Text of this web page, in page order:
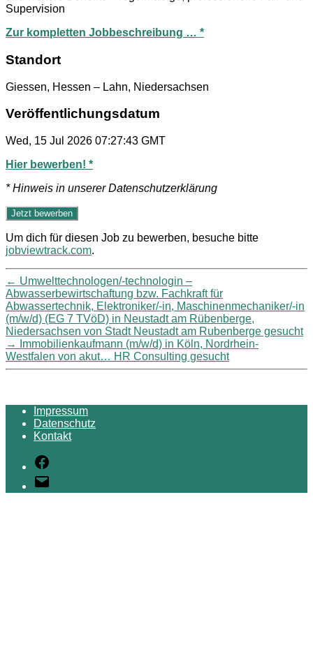
Supervision
Zur kompletten Jobbeschreibung … *
Standort
Giessen, Hessen – Lahn, Niedersachsen
Veröffentlichungsdatum
Wed, 15 Jul 2026 07:27:43 GMT
Hier bewerben! *
* Hinweis in unserer Datenschutzerklärung
Um dich für diesen Job zu bewerben, besuche bitte
jobviewtrack.com.
← Umwelttechnologen/-technologin –
Abwasserbewirtschaftung bzw. Fachkraft für
Abwassertechnik, Elektroniker/-in, Maschinenmechaniker/-in
(m/w/d) (EG 7 TVöD) in Neustadt am Rübenberge,
Niedersachsen von Stadt Neustadt am Rubenberge gesucht
→
Immobilienkaufmann (m/w/d) in Köln, Nordrhein-
Westfalen von akut… HR Consulting gesucht
Impressum
Datenschutz
Kontakt
Facebook
E-
Mail